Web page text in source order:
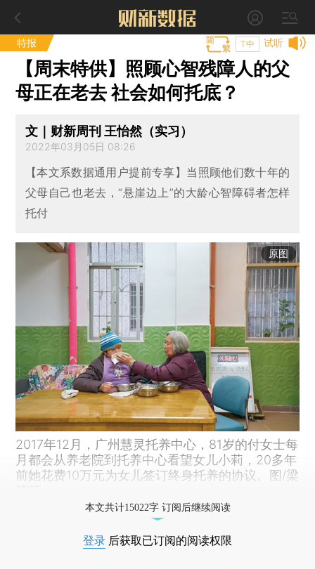
特报 试听
T中
【周末特供】照顾心智残障人的父
母正在老去 社会如何托底？
文｜财新周刊 王怡然（实习）
2022年03月05日 08:26
【本文系数据通用户提前专享】当照顾他们数十年的
父母自己也老去，“悬崖边上”的大龄心智障碍者怎样
托付
原图
2017年12月，广州慧灵托养中心，81岁的付女士每
月都会从养老院到托养中心看望女儿小莉，20多年
前她花费10万元为女儿签订终身托养的协议。图/梁
本文共计15022字 订阅后继续阅读
登录 后获取已订阅的阅读权限